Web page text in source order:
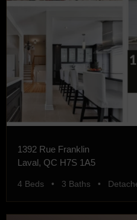
1392 Rue Franklin
Laval, QC H7S 1A5
4 Beds • 3 Baths •